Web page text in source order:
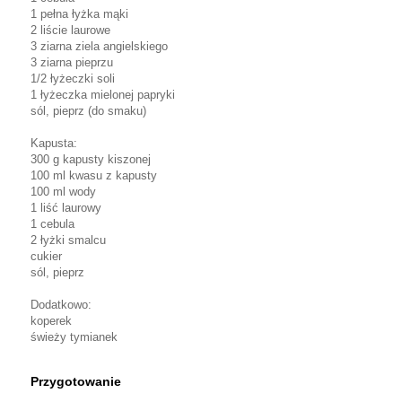
1 pełna łyżka mąki
2 liście laurowe
3 ziarna ziela angielskiego
3 ziarna pieprzu
1/2 łyżeczki soli
1 łyżeczka mielonej papryki
sól, pieprz (do smaku)
Kapusta:
300 g kapusty kiszonej
100 ml kwasu z kapusty
100 ml wody
1 liść laurowy
1 cebula
2 łyżki smalcu
cukier
sól, pieprz
Dodatkowo:
koperek
świeży tymianek
Przygotowanie